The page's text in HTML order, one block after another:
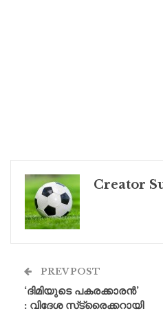
Creator
PREV POST
‘ദിമിയുടെ പകരക്കാരൻ’
: വിദേശ സ്‌ട്രൈക്കറായി